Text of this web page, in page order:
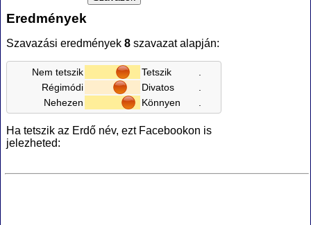
Eredmények
Szavazási eredmények 8 szavazat alapján:
Nem tetszik Tetszik
Régimódi
Divatos
Nehezen
Könnyen
Ha tetszik az Erdő név, ezt Facebookon is
jelezheted: